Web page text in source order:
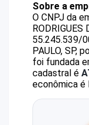
Sobre a
O CNPJ da
RODRIGUES
55.245.539/
PAULO, SP,
foi fundada
cadastral é
econômica é